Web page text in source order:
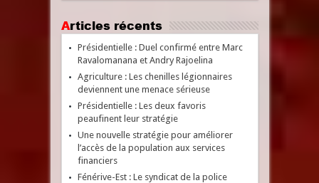
Articles récents
Présidentielle : Duel confirmé entre Marc
Ravalomanana et Andry Rajoelina
Agriculture : Les chenilles légionnaires
deviennent une menace sérieuse
Présidentielle : Les deux favoris
peaufinent leur stratégie
Une nouvelle stratégie pour améliorer
l’accès de la population aux services
financiers
Fénérive-Est : Le syndicat de la police